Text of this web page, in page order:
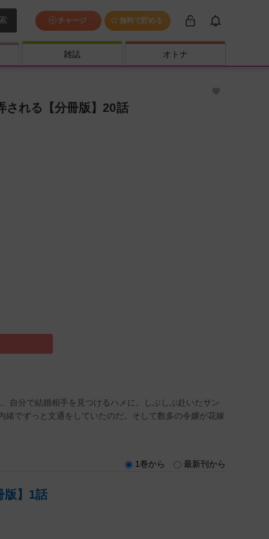
チャージ 無料で貯める
雑誌 オトナ
される【分冊版】20話
自分で結婚相手を見つけるハメに。しぶしぶ赴いたサン
でずっと文通をしていたのだ。そして数多の令嬢が花嫁
1巻から 最新刊から
版】1話